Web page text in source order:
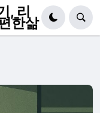
, 리
한삶